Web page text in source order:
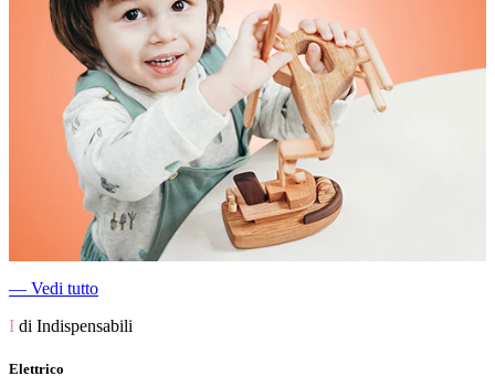
― Vedi tutto
I di Indispensabili
Elettrico